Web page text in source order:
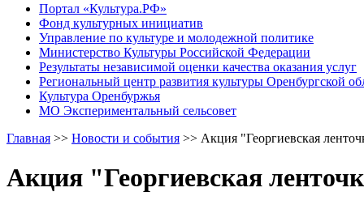
Портал «Культура.РФ»
Фонд культурных инициатив
Управление по культуре и молодежной политике
Министерство Культуры Российской Федерации
Результаты независимой оценки качества оказания услуг
Региональный центр развития культуры Оренбургской
Культура Оренбуржья
МО Экспериментальный сельсовет
Главная >> Новости и события >> Акция "Георгиевская
Акция "Георгиевская